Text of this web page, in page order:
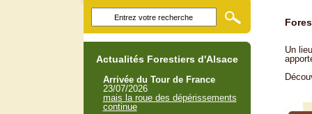
Un
Actualités Forestiers d'Alsace
Arrivée du Tour de France
23/07/2026
mais la roue des dépérissements
continue